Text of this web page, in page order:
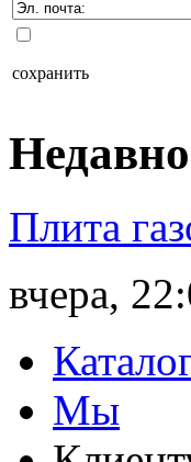
сохранить
Недавно
Плита
вчера,
Мы